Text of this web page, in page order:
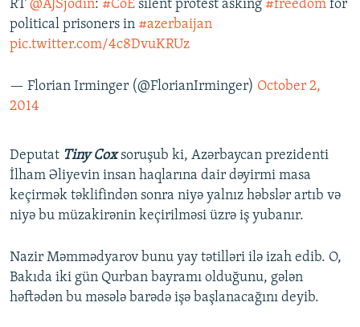
RT @AJSjodin: #CoE silent protest asking #freedom for
political prisoners in #azerbaijan
pic.twitter.com/4c8DvuKRUz
— Florian Irminger (@FlorianIrminger) October 2,
2014
Deputat Tiny Coxsoruşub ki, Azərbaycan prezidenti
İlham Əliyevin insan haqlarına dair dəyirmi masa
keçirmək təklifindən sonra niyə yalnız həbslər artıb və
niyə bu müzakirənin keçirilməsi üzrə iş yubanır.
Nazir Məmmədyarov bunu yay tətilləri ilə izah edib. O,
Bakıda iki gün Qurban bayramı olduğunu, gələn
həftədən bu məsələ barədə işə başlanacağını deyib.